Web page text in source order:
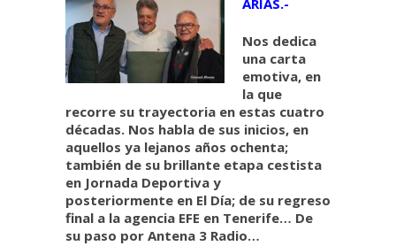
ARIAS.-
Nos dedica
una carta
emotiva, en
la que
recorre su trayectoria en estas cuatro
décadas. Nos habla de sus inicios, en
aquellos ya lejanos años ochenta;
también de su brillante etapa cestista
en Jornada Deportiva y
posteriormente en El Día; de su regreso
final a la agencia EFE en Tenerife… De
su paso por Antena 3 Radio…